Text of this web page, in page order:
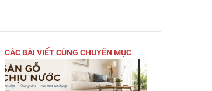
CÁC BÀI VIẾT CÙNG CHUYÊN MỤC